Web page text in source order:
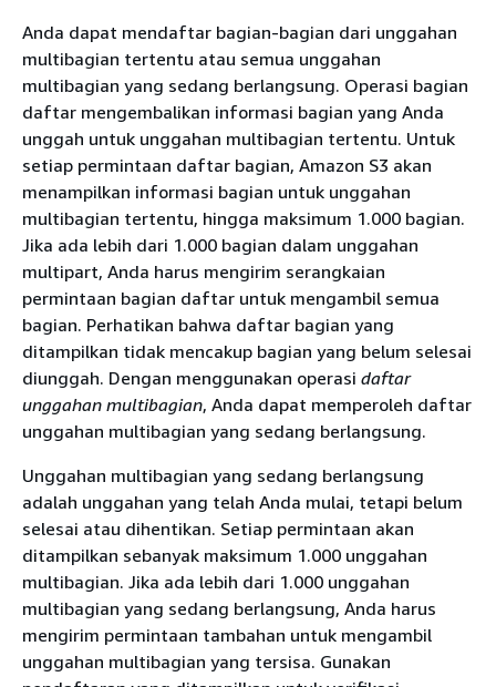
Anda dapat mendaftar bagian-bagian dari unggahan
multibagian tertentu atau semua unggahan
multibagian yang sedang berlangsung. Operasi bagian
daftar mengembalikan informasi bagian yang Anda
unggah untuk unggahan multibagian tertentu. Untuk
setiap permintaan daftar bagian, Amazon S3 akan
menampilkan informasi bagian untuk unggahan
multibagian tertentu, hingga maksimum 1.000 bagian.
Jika ada lebih dari 1.000 bagian dalam unggahan
multipart, Anda harus mengirim serangkaian
permintaan bagian daftar untuk mengambil semua
bagian. Perhatikan bahwa daftar bagian yang
ditampilkan tidak mencakup bagian yang belum selesai
diunggah. Dengan menggunakan operasi daftar
unggahan multibagian, Anda dapat memperoleh daftar
unggahan multibagian yang sedang berlangsung.
Unggahan multibagian yang sedang berlangsung
adalah unggahan yang telah Anda mulai, tetapi belum
selesai atau dihentikan. Setiap permintaan akan
ditampilkan sebanyak maksimum 1.000 unggahan
multibagian. Jika ada lebih dari 1.000 unggahan
multibagian yang sedang berlangsung, Anda harus
mengirim permintaan tambahan untuk mengambil
unggahan multibagian yang tersisa. Gunakan